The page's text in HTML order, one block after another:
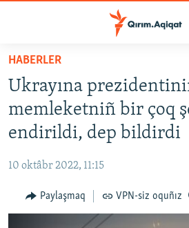
Esas
qaytmaq
Baş
navigatsiyağa
qaytmaq
Qıdıruvğa
HABERLER
SİYASET
İQTİSADİYAT
MEDENİYET
İNSAN AQLARI
HABERLER
Ukrayına
memleketniñ bir çoq
endirildi, dep bildirdi
10 oktâbr 2022, 11:15
Paylaşmaq VPN-siz oquñız